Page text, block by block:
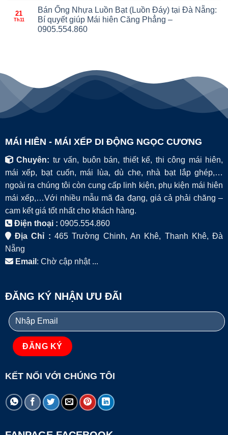
21
Th11
Bán Ống Nhựa Luồn Bạt (Luồn Đáy) tại Đà Nẵng:
Bí quyết giúp Mái hiên Căng Phẳng –
0905.554.860
MÁI HIÊN - MÁI XẾP DI ĐỘNG NGỌC CƯƠNG
Chuyên: tư vấn, buôn bán, thiết kế, thi công mái hiên,
mái xếp, bạt cuốn, mái lùa, dù che, nhà bạt lắp ghép,…
ngoài ra chúng tôi còn cung cấp linh kiện, phụ kiện mái hiên
mái xếp,…Với nhiều mẫu mã đa đạng, giá cả phải chăng –
cam kết giá tốt nhất cho khách hàng.
Điện thoại : 0905.554.860
Địa Chỉ : 465 Trường Chinh, An Khê, Thanh Khê, Đà
Nẵng
Email : Chờ cập nhật ...
ĐĂNG KÝ NHẬN ƯU ĐÃI
KẾT NỐI VỚI CHÚNG TÔI